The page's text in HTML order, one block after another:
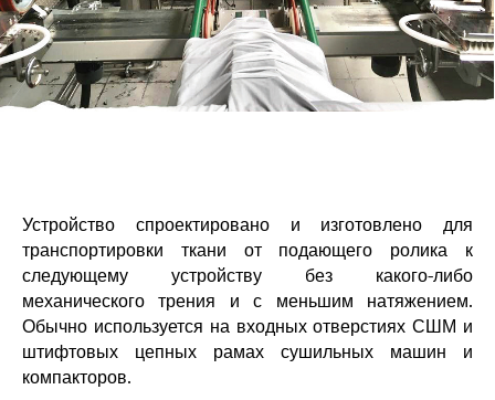
Устройство спроектировано и изготовлено для
транспортировки ткани от подающего ролика к
следующему устройству без какого-либо
механического трения и с меньшим натяжением.
Обычно используется на входных отверстиях СШМ и
штифтовых цепных рамах сушильных машин и
компакторов.